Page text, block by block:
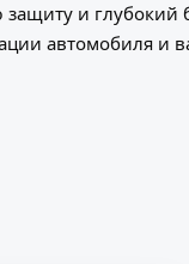
и глубокий
автомобиля и